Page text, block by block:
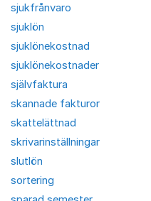
sjukfrånvaro
sjuklön
sjuklönekostnad
sjuklönekostnader
självfaktura
skannade fakturor
skattelättnad
skrivarinställningar
slutlön
sortering